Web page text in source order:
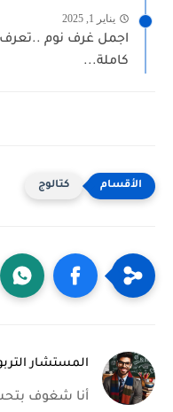
يناير 1, 2025
اجمل غرف نوم ..تعرف
كاملة...
كتالوج
المستشار
أنا شغوف